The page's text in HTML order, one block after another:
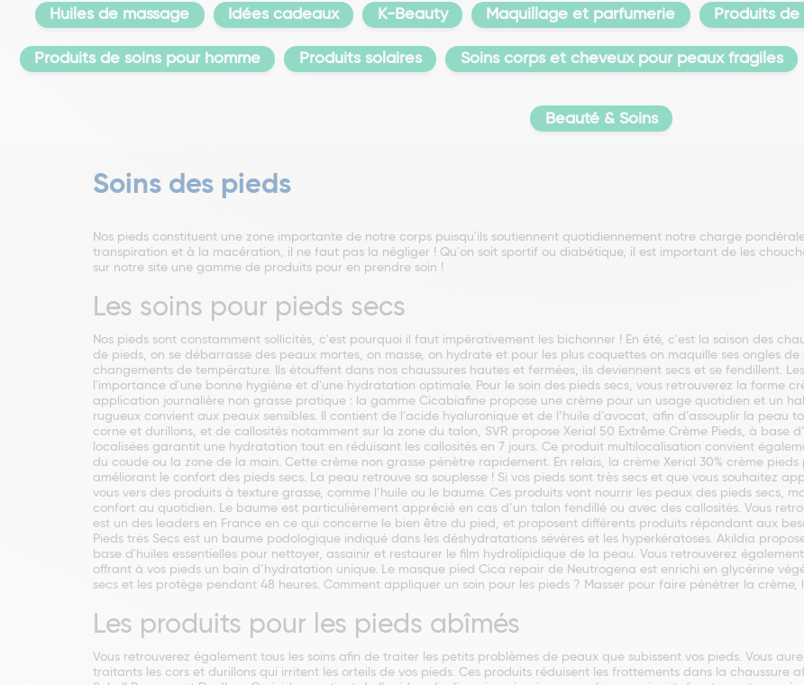
Huiles de massage Idées cadeaux K-Beauty Maquillage et parfumerie Produits
Produits de soins pour homme Produits solaires Soins corps et cheveux pour peaux fragiles
Beauté & Soins
Soins des pieds
Nos pieds constituent une zone importante de notre corps puisqu'ils soutiennent quotidiennement notre charge
transpiration et à la macération, il ne faut pas la négliger ! Qu'on soit sportif ou diabétique, il est important de les
sur notre site une gamme de produits pour en prendre soin !
Les soins pour pieds secs
Nos pieds sont constamment sollicités, c'est pourquoi il faut impérativement les bichonner ! En été, c'est la saison des
de pieds, on se débarrasse des peaux mortes, on masse, on hydrate et pour les plus coquettes on maquille ses ongles
changements de température. Ils étouffent dans nos chaussures hautes et fermées, ils deviennent secs et se fendillent.
l'importance d'une bonne hygiène et d'une hydratation optimale. Pour le soin des pieds secs, vous retrouverez la forme
application journalière non grasse pratique : la gamme Cicabiafine propose une crème pour un usage quotidien et un
rugueux convient aux peaux sensibles. Il contient de l’acide hyaluronique et de l’huile d’avocat, afin d’assouplir la peau
corne et durillons, et de callosités notamment sur la zone du talon, SVR propose Xerial 50 Extrême Crème Pieds, à base
localisées garantit une hydratation tout en réduisant les callosités en 7 jours. Ce produit multilocalisation convient
du coude ou la zone de la main. Cette crème non grasse pénètre rapidement. En relais, la crème Xerial 30% crème
améliorant le confort des pieds secs. La peau retrouve sa souplesse ! Si vos pieds sont très secs et que vous souhaitez
vous vers des produits à texture grasse, comme l’huile ou le baume. Ces produits vont nourrir les peaux des pieds secs,
confort au quotidien. Le baume est particulièrement apprécié en cas d’un talon fendillé ou avec des callosités. Vous
est un des leaders en France en ce qui concerne le bien être du pied, et proposent différents produits répondant aux
Pieds très Secs est un baume podologique indiqué dans les déshydratations sévères et les hyperkératoses. Akildia
base d'huiles essentielles pour nettoyer, assainir et restaurer le film hydrolipidique de la peau. Vous retrouverez
offrant à vos pieds un bain d’hydratation unique. Le masque pied Cica repair de Neutrogena est enrichi en glycérine
secs et les protège pendant 48 heures. Comment appliquer un soin pour les pieds ? Masser pour faire pénétrer la crème,
Les produits pour les pieds abîmés
Vous retrouverez également tous les soins afin de traiter les petits problèmes de peaux que subissent vos pieds. Vous
traitants les cors et durillons qui irritent les orteils de vos pieds. Ces produits réduisent les frottements dans la chaussure